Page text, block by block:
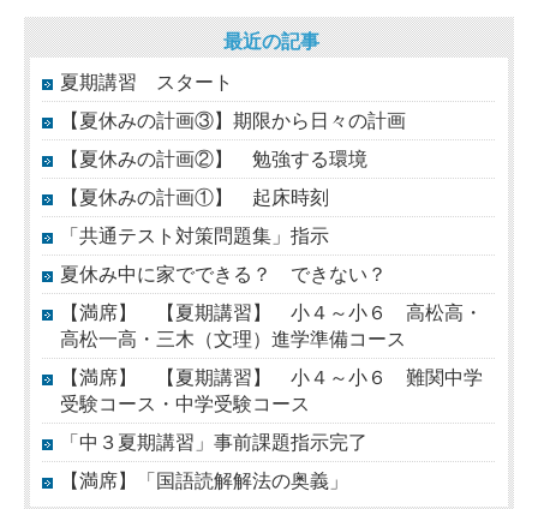
最近の記事
夏期講習 スタート
【夏休みの計画③】期限から日々の計画
【夏休みの計画②】 勉強する環境
【夏休みの計画①】 起床時刻
「共通テスト対策問題集」指示
夏休み中に家でできる？ できない？
【満席】 【夏期講習】 小４～小６ 高松高・
高松一高・三木（文理）進学準備コース
【満席】 【夏期講習】 小４～小６ 難関中学
受験コース・中学受験コース
「中３夏期講習」事前課題指示完了
【満席】「国語読解解法の奥義」